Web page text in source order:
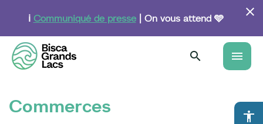
principal
ℹ️ Communiqué de presse| On vous attend 🩵
menu
accessibility
Commerces